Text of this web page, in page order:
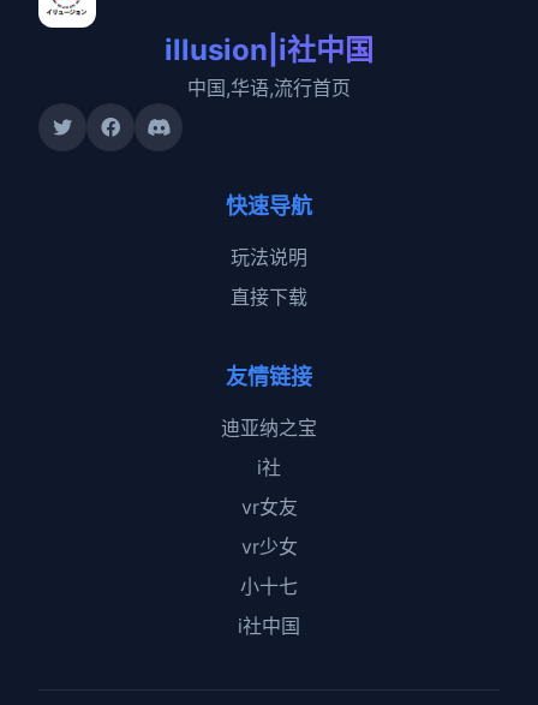
illusion|i社中国
中国,华语,流行首页
快速导航
玩法说明
直接下载
友情链接
迪亚纳之宝
i社
vr女友
vr少女
小十七
i社中国